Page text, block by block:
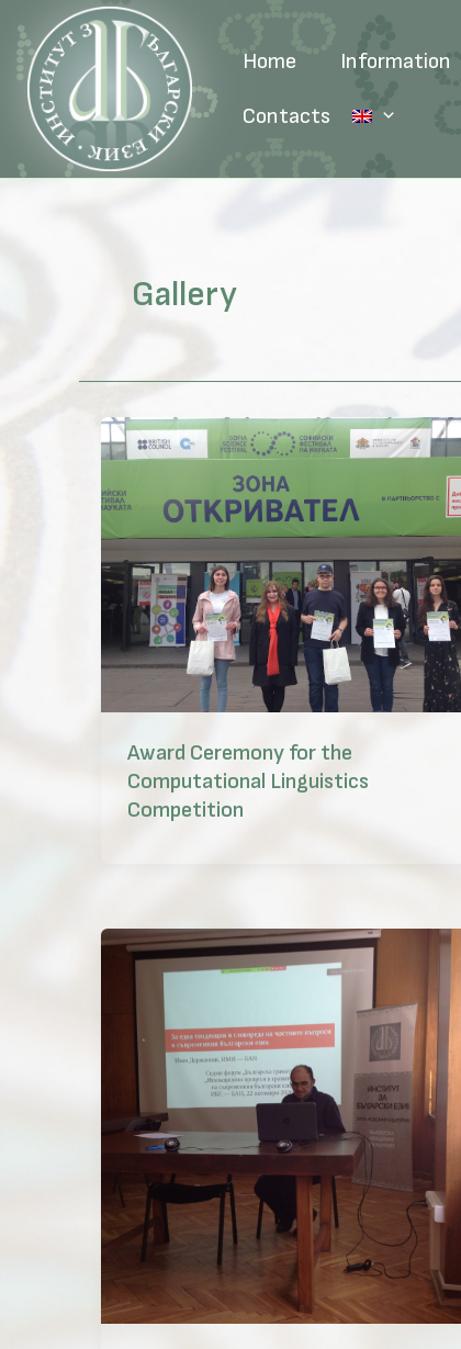
content
Home Information
Contacts
Gallery
Award Ceremony for the
Computational Linguistics
Competition